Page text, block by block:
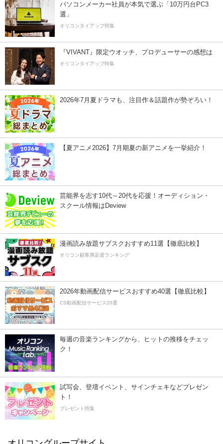
パソコンメーカー社員が本気で選ぶ「10万円台PC3
選」
オリコンタイアップ特集
『VIVANT』限定ウオッチ、プロデューサーの感想は
オリコンタイアップ特集
2026年7月夏ドラマも、注目作＆話題作が勢ぞろい！
【夏アニメ2026】7月期夏の新アニメを一挙紹介！
芸能界を志す10代～20代を応援！オーディション・
スクール情報はDeview
漫画読み放題サブスクおすすめ11選【徹底比較】
オリコン顧客満足度ランキング
2026年動画配信サービスおすすめ40選【徹底比較】
CS動画配信サービス20選
毎週の音楽ランキングから、ヒットの推移をチェッ
ク！
試写会、登壇イベント、サインチェキなどプレゼン
ト！
プレゼント特集